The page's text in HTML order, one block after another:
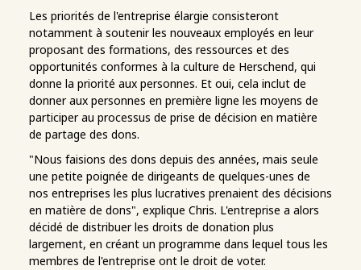
Les priorités de l'entreprise élargie consisteront
notamment à soutenir les nouveaux employés en leur
proposant des formations, des ressources et des
opportunités conformes à la culture de Herschend, qui
donne la priorité aux personnes. Et oui, cela inclut de
donner aux personnes en première ligne les moyens de
participer au processus de prise de décision en matière
de partage des dons.
"Nous faisions des dons depuis des années, mais seule
une petite poignée de dirigeants de quelques-unes de
nos entreprises les plus lucratives prenaient des décisions
en matière de dons", explique Chris. L'entreprise a alors
décidé de distribuer les droits de donation plus
largement, en créant un programme dans lequel tous les
membres de l'entreprise ont le droit de voter.